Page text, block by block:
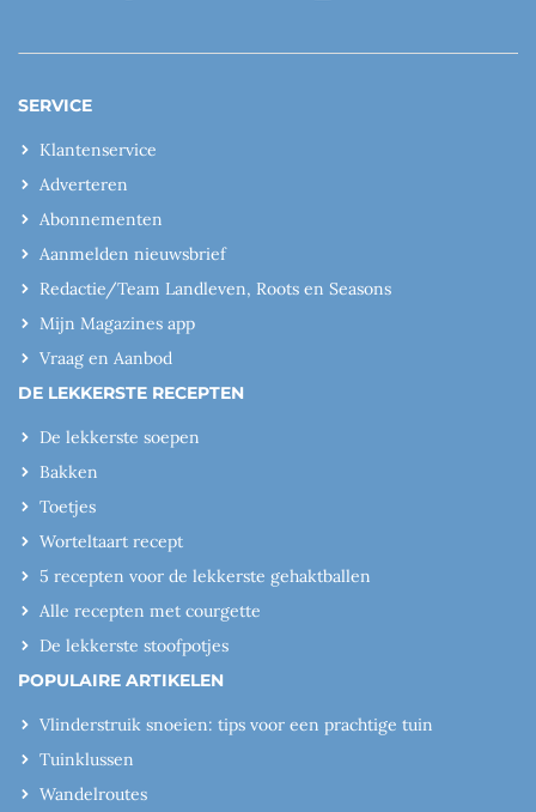
SERVICE
Klantenservice
Adverteren
Abonnementen
Aanmelden nieuwsbrief
Redactie/Team Landleven, Roots en Seasons
Mijn Magazines app
Vraag en Aanbod
DE LEKKERSTE RECEPTEN
De lekkerste soepen
Bakken
Toetjes
Worteltaart recept
5 recepten voor de lekkerste gehaktballen
Alle recepten met courgette
De lekkerste stoofpotjes
POPULAIRE ARTIKELEN
Vlinderstruik snoeien: tips voor een prachtige tuin
Tuinklussen
Wandelroutes